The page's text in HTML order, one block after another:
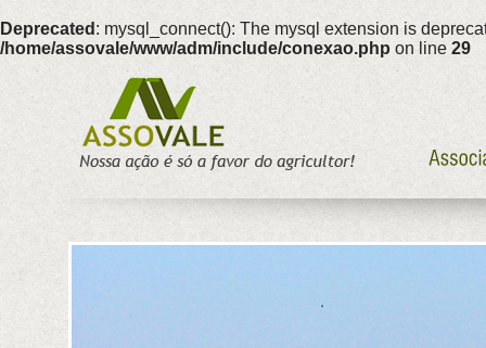
Deprecated : mysql_connect(): The mysql extension is
/home/assovale/www/adm/include/conexao.php on line 29